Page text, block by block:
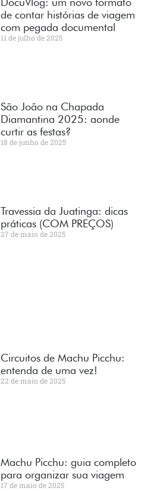
de contar histórias de viagem
com pegada documental
11 de julho de 2025
São João na Chapada
Diamantina 2025: aonde
curtir as festas?
18 de junho de 2025
Travessia da Juatinga: dicas
práticas (COM PREÇOS)
27 de maio de 2025
Circuitos de Machu Picchu:
entenda de uma vez!
22 de maio de 2025
Machu Picchu: guia completo
para organizar sua viagem
17 de maio de 2025